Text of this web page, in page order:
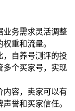
业务需求灵活调整
重和流量。
，自养号测评的投
多个买家号，实现
内容，卖家可以有
誉和买家信任。